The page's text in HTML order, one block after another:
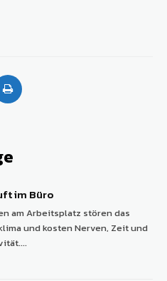
im Büro
am Arbeitsplatz stören das
und kosten Nerven, Zeit und